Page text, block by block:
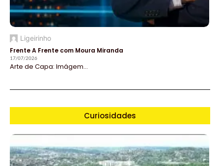
Ligeirinho
Frente A Frente com Moura Miranda
17/07/2026
Arte de Capa: Imágem...
Curiosidades